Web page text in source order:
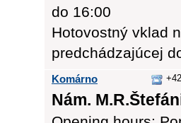
do 16:00
Hotovostný vklad
predchádzajúcej
Komárno
Nám.